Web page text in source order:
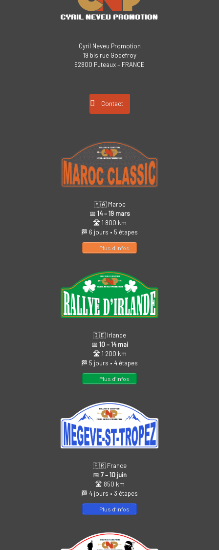
Cyril Neveu Promotion
19 bis rue Godefroy
92800 Puteaux – FRANCE
Contact
🇲🇦 Maroc
📅 14 – 19 mars
🛣️ 1 800 km
🏁 6 jours • 5 étapes
Plus d’infos
🇮🇪 Irlande
📅 10 – 14 mai
🛣️ 1 200 km
🏁 5 jours • 4 étapes
Plus d’infos
🇫🇷 France
📅 7 – 10 juin
🛣️ 850 km
🏁 4 jours • 3 étapes
Plus d’infos